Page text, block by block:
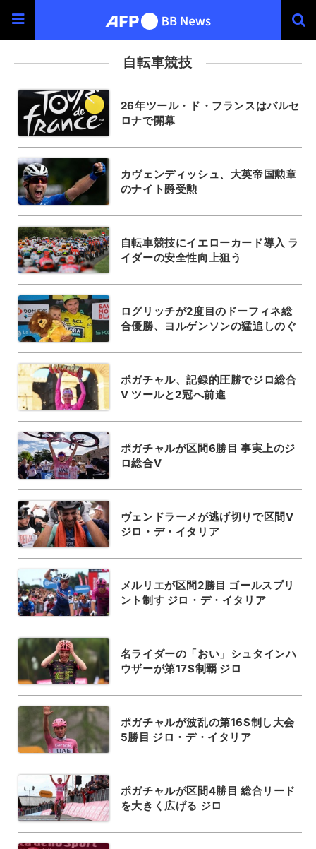
自転車競技
26年ツール・ド・フランスはバルセ
ロナで開幕
カヴェンディッシュ、大英帝国勲章
のナイト爵受勲
自転車競技にイエローカード導入 ラ
イダーの安全性向上狙う
ログリッチが2度目のドーフィネ総
合優勝、ヨルゲンソンの猛追しのぐ
ポガチャル、記録的圧勝でジロ総合
V ツールと2冠へ前進
ポガチャルが区間6勝目 事実上のジ
ロ総合V
ヴェンドラーメが逃げ切りで区間V
ジロ・デ・イタリア
メルリエが区間2勝目 ゴールスプリ
ント制す ジロ・デ・イタリア
名ライダーの「おい」シュタインハ
ウザーが第17S制覇 ジロ
ポガチャルが波乱の第16S制し大会
5勝目 ジロ・デ・イタリア
ポガチャルが区間4勝目 総合リード
を大きく広げる ジロ